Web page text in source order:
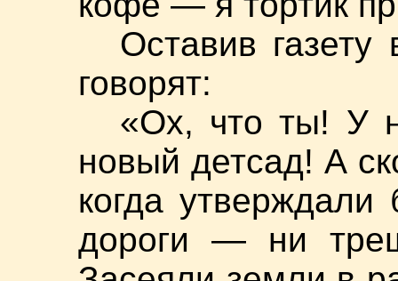
Оставив
говорят:
«Ох, что ты! У
новый детсад! А
когда
дороги — ни